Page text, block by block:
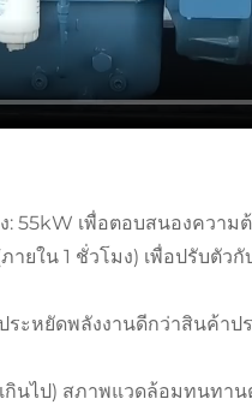
55kW เพื่อตอบสนองความ
ายใน 1 ชั่วโมง) เพื่อปรับตั
ะหยัดพลังงานดีกว่าสินค้าป
เกินไป) สภาพแวดล้อมทน